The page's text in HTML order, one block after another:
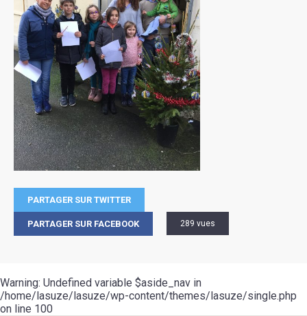
PARTAGER SUR TWITTER
PARTAGER SUR FACEBOOK 289 vues
Warning: Undefined variable $aside_nav in
/home/lasuze/lasuze/wp-content/themes/lasuze/single.php
on line 100